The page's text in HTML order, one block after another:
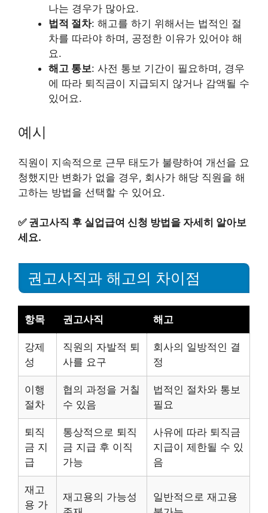
나는 경우가 많아요.
법적 절차: 해고를 하기 위해서는 법적인 절
차를 따라야 하며, 공정한 이유가 있어야 해
요.
해고 통보: 사전 통보 기간이 필요하며, 경우
에 따라 퇴직금이 지급되지 않거나 감액될 수
있어요.
예시
직원이 지속적으로 근무 태도가 불량하여 개선을 요
청했지만 변화가 없을 경우, 회사가 해당 직원을 해
고하는 방법을 선택할 수 있어요.
✅ 권고사직 후 실업급여 신청 방법을 자세히 알아보
세요.
권고사직과 해고의 차이점
항목 권고사직 해고
강제
성
직원의 자발적 퇴
사를 요구
회사의 일방적인 결
정
이행
절차
협의 과정을 거칠
수 있음
법적인 절차와 통보
필요
퇴직
금 지
급
통상적으로 퇴직
금 지급 후 이직
가능
사유에 따라 퇴직금
지급이 제한될 수 있
음
재고
용 가
재고용의 가능성
일반적으로 재고용